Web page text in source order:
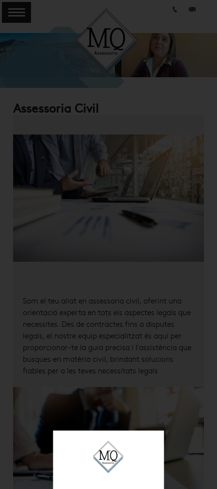
Assessoria Civil
Som el teu aliat en assessoria civil, oferint una
orientació experta en tots els aspectes legals que
necessites. Des de contractes fins a disputes
legals, el nostre equip especialitzat és aquí per
proporcionar-te la guia precisa i l'assistència que
busques en matèria civil, brindant solucions
fiables per a les teves necessitats legals